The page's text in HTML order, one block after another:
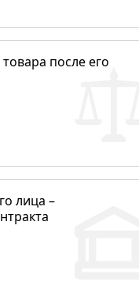
после его
лица –